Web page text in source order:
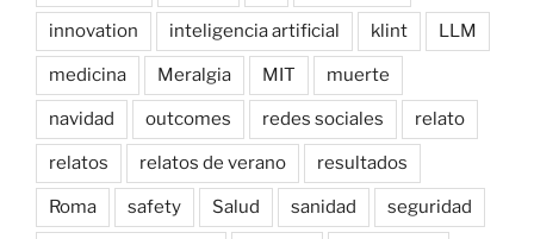
innovation inteligencia artificial klint LLM
medicina Meralgia MIT muerte
navidad outcomes redes sociales relato
relatos relatos de verano resultados
Roma safety Salud sanidad seguridad